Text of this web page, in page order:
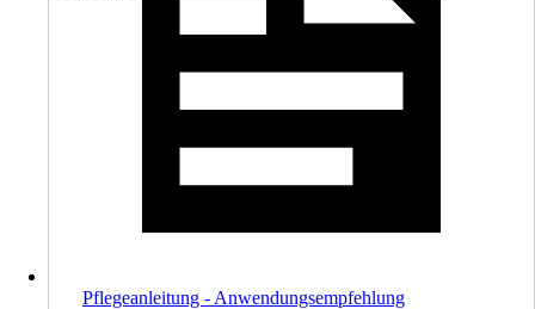
Pflegeanleitung - Anwendungsempfehlung